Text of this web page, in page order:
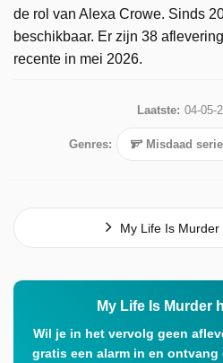
de rol van Alexa Crowe. Sinds
beschikbaar. Er zijn 38
recente in mei 2026.
Laatste: 04-05-
Genres: Misdaad
My Life Is
My Life Is Murder
Wil je in het vervolg geen
gratis een alarm in en ontvang